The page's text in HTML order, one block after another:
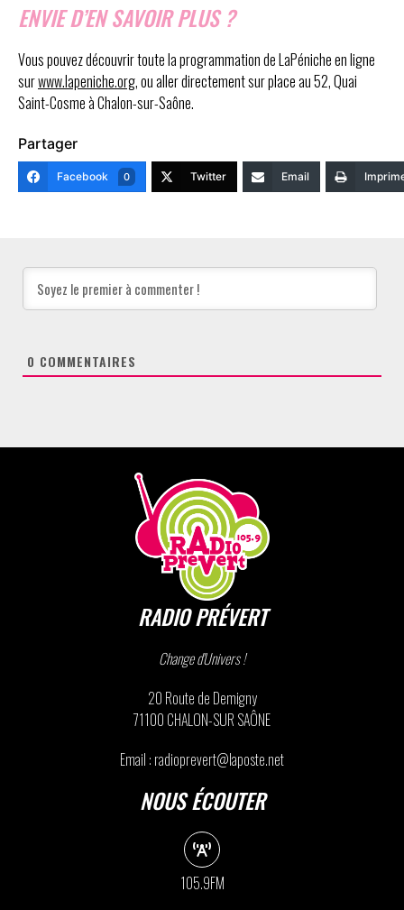
ENVIE D’EN SAVOIR PLUS ?
Vous pouvez découvrir toute la programmation de LaPéniche en ligne
surwww.lapeniche.org, ou aller directement sur place au 52, Quai
Saint-Cosme à Chalon-sur-Saône.
Partager
Facebook 0 Twitter Email
0 COMMENTAIRES
RADIO PRÉVERT
Change d'Univers !
20 Route de Demigny
71100 CHALON-SUR SAÔNE
Email : radioprevert@laposte.net
NOUS ÉCOUTER
105.9FM